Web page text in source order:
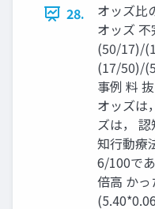
28.
オッズ比
オッズ
(50/17)/
(17/50)/
事例 料
オッズは
ズは，
知⾏動療
6/100で
倍高 か